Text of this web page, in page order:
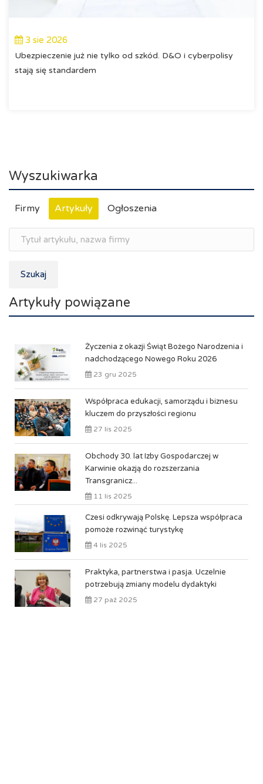
3 sie 2026
Ubezpieczenie już nie tylko od szkód. D&O i cyberpolisy
stają się standardem
Wyszukiwarka
Firmy Artykuły Ogłoszenia
Szukaj
Artykuły powiązane
Życzenia z okazji Świąt Bożego Narodzenia i
nadchodzącego Nowego Roku 2026
23 gru 2025
Współpraca edukacji, samorządu i biznesu
kluczem do przyszłości regionu
27 lis 2025
Obchody 30. lat Izby Gospodarczej w
Karwinie okazją do rozszerzania
Transgranicz...
11 lis 2025
Czesi odkrywają Polskę. Lepsza współpraca
pomoże rozwinąć turystykę
4 lis 2025
Praktyka, partnerstwa i pasja. Uczelnie
potrzebują zmiany modelu dydaktyki
27 paź 2025